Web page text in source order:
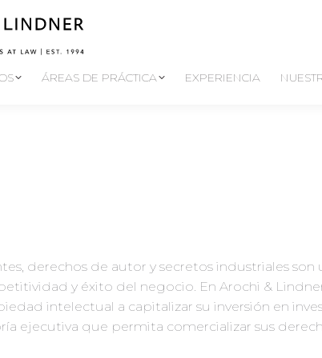
ÁREAS DE PRÁCTICA EXPERIENCIA
derechos de autor y secretos industriales son
y éxito del negocio. En Arochi &
intelectual a capitalizar su inversión en
ejecutiva que permita comercializar sus